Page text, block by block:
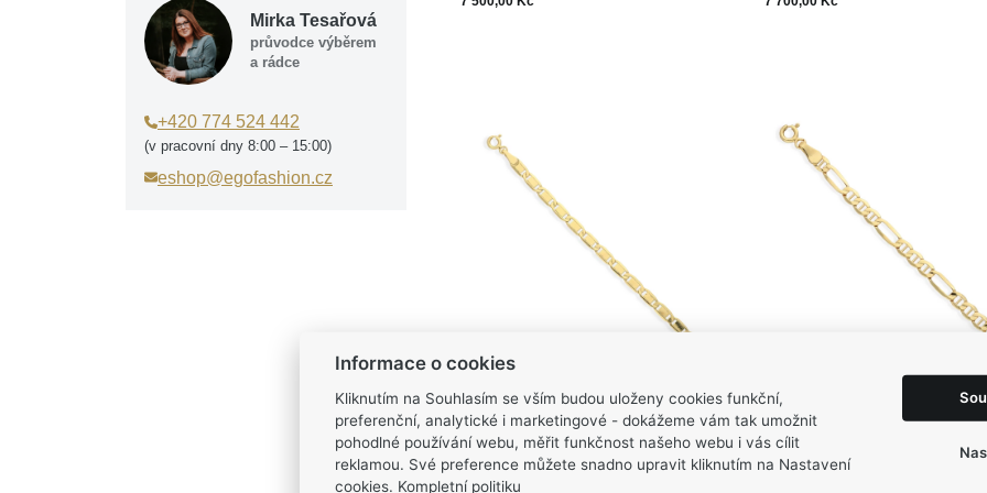
Mirka Tesařová
průvodce výběrem
a rádce
+420 774 524 442
(v pracovní dny 8:00 – 15:00)
eshop@egofashion.cz
Kód zboží: CBAH0033-P
Doprava zdarma
MOISS řetízkový náramek ze
žlutého zlata
10 990,00 Kč
Kód zboží: CBAH0028-P
Doprava zdarma
MOISS řetízkový náramek
žlutého zlata FIGARO
11 275,00 Kč
Informace o cookies
Kliknutím na Souhlasím se vším budou uloženy cookies funkční,
preferenční, analytické i marketingové - dokážeme vám tak umožnit
pohodlné používání webu, měřit funkčnost našeho webu i vás cílit
reklamou. Své preference můžete snadno upravit kliknutím na Nastavení
cookies. Kompletní politiku